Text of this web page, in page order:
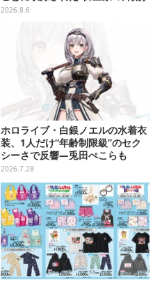
カード
2026.8.6
ホロライブ・白銀ノエルの水着衣
装、1人だけ“年齢制限級”のセク
シーさで反響―兎田ぺこらも
「こ、こんなことが許されていい
のか？」と興奮隠せず
2026.7.28